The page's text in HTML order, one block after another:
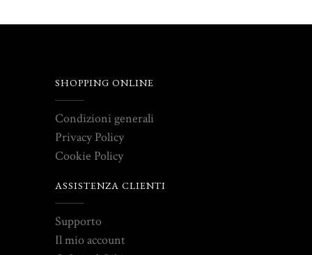
SHOPPING ONLINE
Condizioni generali
Privacy Policy
Cookie Policy
ASSISTENZA CLIENTI
Supporto
Il mio account